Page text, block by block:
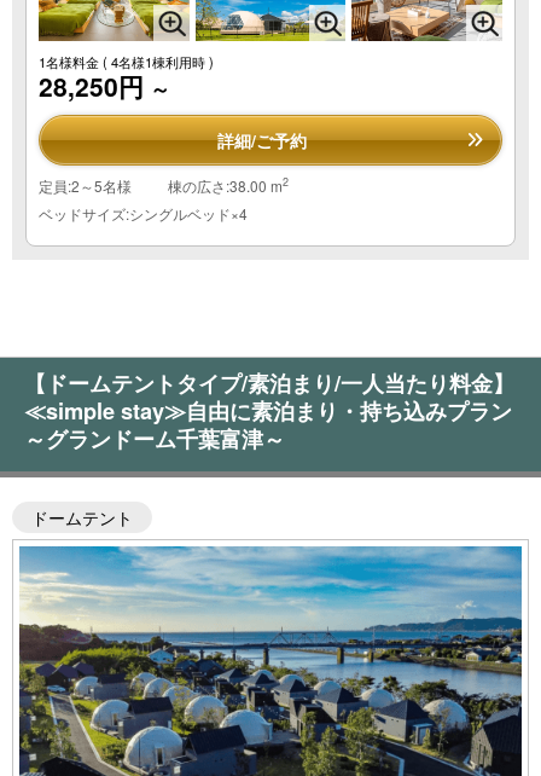
1名様料金( 4名様1棟利用時 )
28,250円 ～
詳細/ご予約
定員:2～5名様 棟の広さ:38.00 m2
ベッドサイズ:シングルベッド×4
【ドームテントタイプ/素泊まり/一人当たり料金】
≪simple stay≫自由に素泊まり・持ち込みプラン
～グランドーム千葉富津～
ドームテント